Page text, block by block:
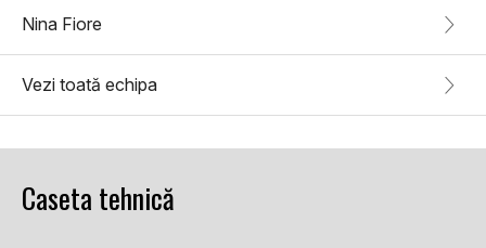
Nina Fiore
Vezi toată echipa
Caseta tehnică